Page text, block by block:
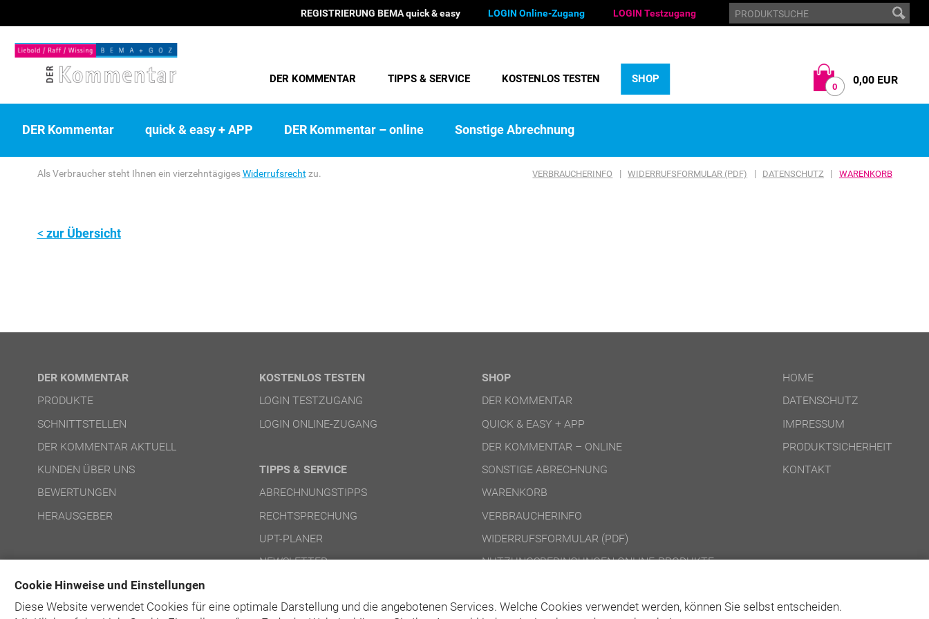
Cookie Hinweise und Einstellungen
Diese Website verwendet Cookies für eine optimale Darstellung und die angebotenen Services. Welche Cookies verwendet werden, können Sie selbst entscheiden.
REGISTRIERUNG BEMA quick & easy LOGIN Online-Zugang LOGIN Testzugang
DER KOMMENTAR TIPPS & SERVICE KOSTENLOS TESTEN SHOP
0 0,00 EUR
DER Kommentar quick & easy + APP DER Kommentar – online Sonstige Abrechnung
Als Verbraucher steht Ihnen ein vierzehntägigesWiderrufsrecht zu. VERBRAUCHERINFO | WIDERRUFSFORMULAR (PDF) | DATENSCHUTZ | WARENKORB
zur Übersicht
DER KOMMENTAR
PRODUKTE
SCHNITTSTELLEN
DER KOMMENTAR AKTUELL
KUNDEN ÜBER UNS
BEWERTUNGEN
HERAUSGEBER
KOSTENLOS TESTEN
LOGIN TESTZUGANG
LOGIN ONLINE-ZUGANG
TIPPS & SERVICE
ABRECHNUNGSTIPPS
RECHTSPRECHUNG
UPT-PLANER
NEWSLETTER
SHOP
DER KOMMENTAR
QUICK & EASY + APP
DER KOMMENTAR – ONLINE
SONSTIGE ABRECHNUNG
WARENKORB
VERBRAUCHERINFO
WIDERRUFSFORMULAR (PDF)
NUTZUNGSBEDINGUNGEN ONLINE-PRODUKTE
HOME
DATENSCHUTZ
IMPRESSUM
PRODUKTSICHERHEIT
KONTAKT